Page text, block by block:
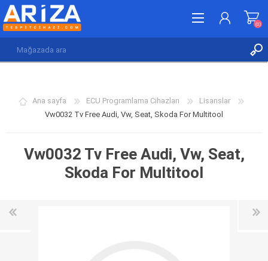
(0)
(0)
Ana sayfa ECU Programlama Cihazları
Lisanslar
Vw0032 Tv Free Audi, Vw, Seat, Skoda For Multitool
Vw0032 Tv Free Audi, Vw, Seat,
Skoda For Multitool